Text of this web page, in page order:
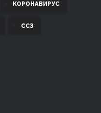
КОРОНАВИРУС
ССЗ